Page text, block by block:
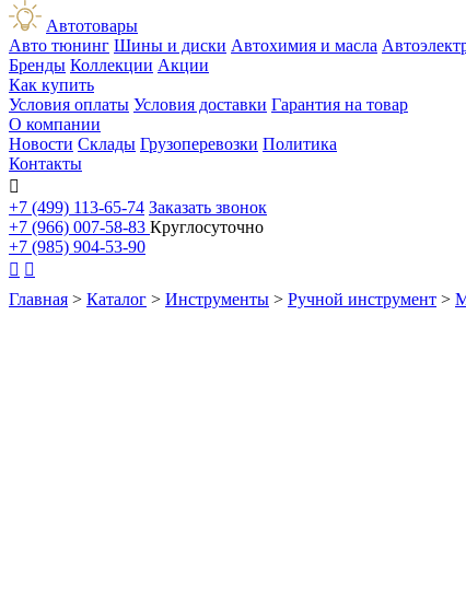
Автотовары
Авто тюнинг Шины и диски Автохимия и масла
Бренды Коллекции Акции
Как купить
Условия оплаты Условия доставки Гарантия на товар
О компании
Новости Склады Грузоперевозки Политика
Контакты

+7 (499) 113-65-74 Заказать звонок
+7 (966) 007-58-83 Круглосуточно
+7 (985) 904-53-90
 
Главная > Каталог > Инструменты > Ручной инструмент >